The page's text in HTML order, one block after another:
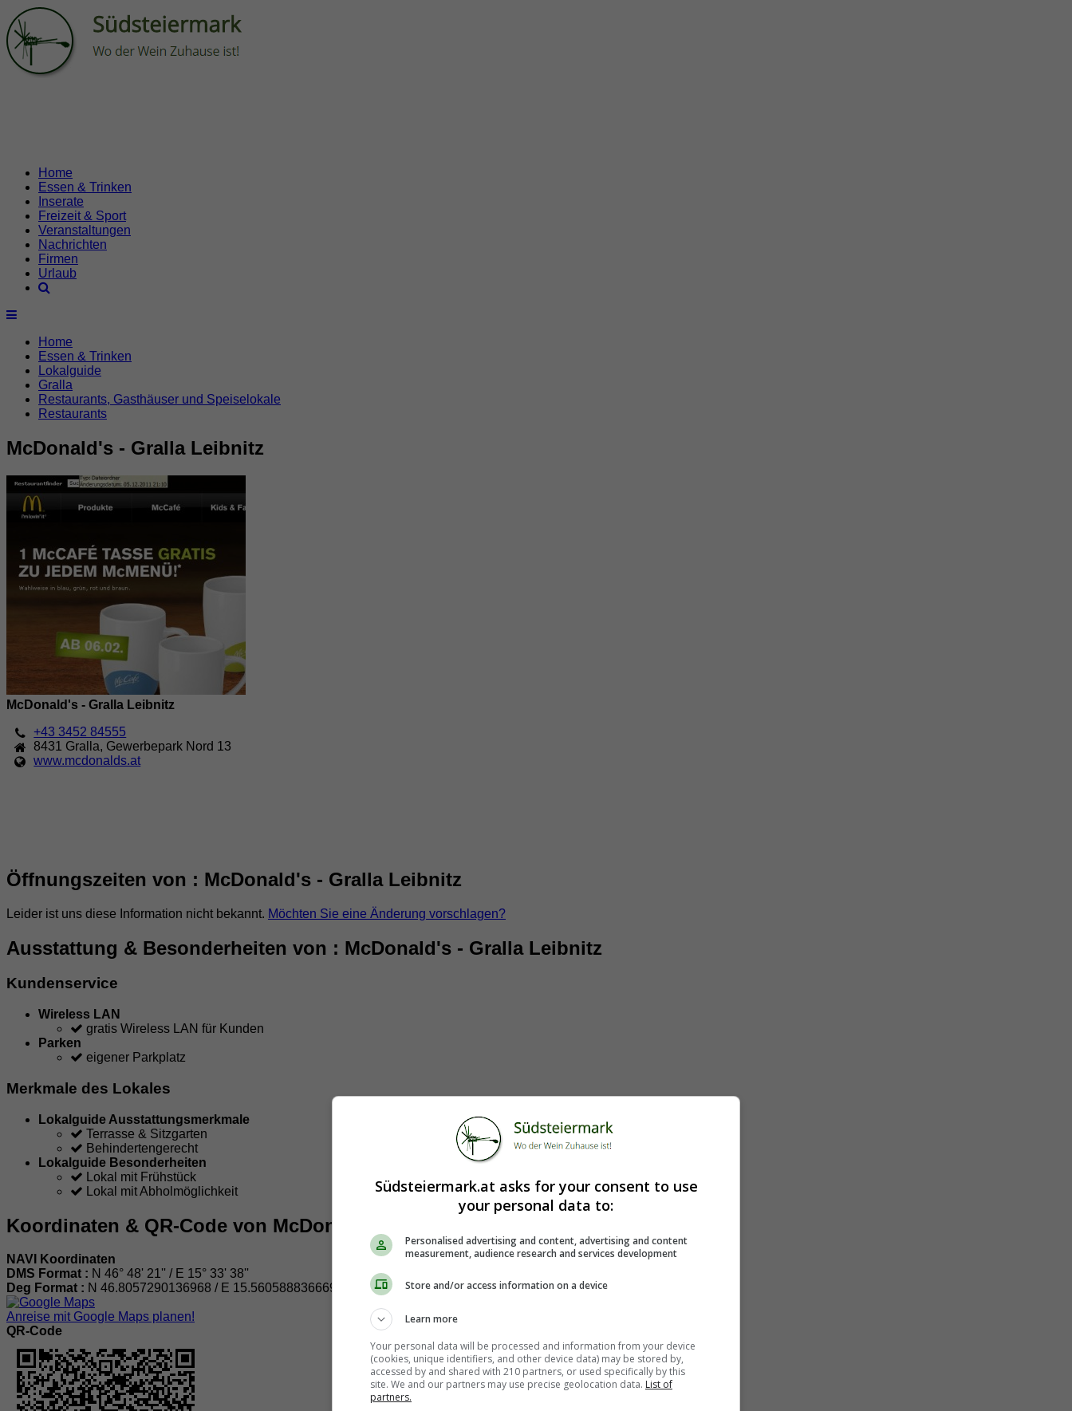
Home
Essen & Trinken
Inserate
Freizeit & Sport
Veranstaltungen
Nachrichten
Firmen
Urlaub
Home
Essen & Trinken
Lokalguide
Gralla
Restaurants, Gasthäuser und Speiselokale
Restaurants
McDonald's - Gralla Leibnitz
McDonald's - Gralla Leibnitz
+43 3452 84555
8431 Gralla, Gewerbepark Nord 13
www.mcdonalds.at
Öffnungszeiten von : McDonald's - Gralla Leibnitz
Leider ist uns diese Information nicht bekannt. Möchten Sie eine Änderung vorschlagen?
Ausstattung & Besonderheiten von : McDonald's - Gralla Leibnitz
Kundenservice
Wireless LAN
gratis Wireless LAN für Kunden
Parken
eigener Parkplatz
Merkmale des Lokales
Lokalguide Ausstattungsmerkmale
Terrasse & Sitzgarten
Behindertengerecht
Lokalguide Besonderheiten
Lokal mit Frühstück
Lokal mit Abholmöglichkeit
Koordinaten & QR-Code von McDonald's - Gralla Leibnitz
NAVI Koordinaten
DMS Format : N 46° 48' 21'' / E 15° 33' 38''
Deg Format : N 46.8057290136968 / E 15.5605888366699
Anreise mit Google Maps planen!
QR-Code
Südsteiermark.at asks for your consent to use
your personal data to:
Personalised advertising and content, advertising and content
measurement, audience research and services development
Store and/or access information on a device
Learn more
Your personal data will be processed and information from your device
(cookies, unique identifiers, and other device data) may be stored by,
accessed by and shared with 210 partners, or used specifically by this
site. We and our partners may use precise geolocation data. List of
partners.